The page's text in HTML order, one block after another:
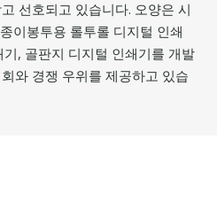
선호되고 있습니다. 오양은 시
이봉투용 롤투롤 디지털 인쇄
, 골판지 디지털 인쇄기를 개발
와 경쟁 우위를 제공하고 있습